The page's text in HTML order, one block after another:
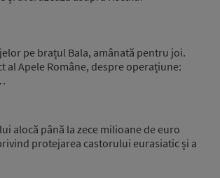
pe brațul Bala, amânată pentru joi.
al Apele Române, despre operațiune:
alocă până la zece milioane de euro
protejarea castorului eurasiatic și a